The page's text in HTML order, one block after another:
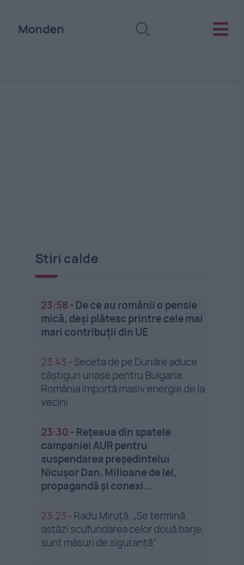
Monden
Stiri calde
23:58 - De ce au românii o pensie
mică, deși plătesc printre cele mai
mari contribuții din UE
23:43 - Seceta de pe Dunăre aduce
câștiguri uriașe pentru Bulgaria.
România importă masiv energie de la
vecini
23:30 - Rețeaua din spatele
campaniei AUR pentru
suspendarea președintelui
Nicușor Dan. Milioane de lei,
propagandă și conexi...
23:23 - Radu Miruță: „Se termină
astăzi scufundarea celor două barje,
sunt măsuri de siguranţă”